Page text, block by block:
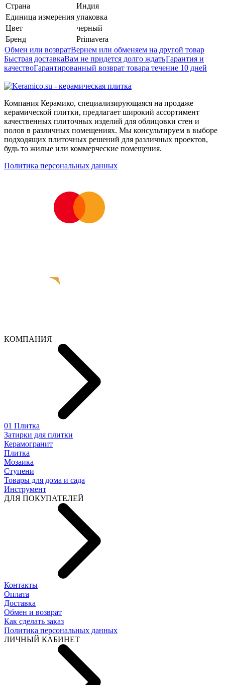
Страна
Индия
Единица измерения упаковка
Цвет
черный
Бренд
Primavera
Обмен или возвратВернем или обменяем на другой товар
Быстрая доставкаВам не придется долго ждатьГарантия и
качествоГарантированный возврат товара течение 10 дней
Компания Керамико, специализирующаяся на продаже
керамической плитки, предлагает широкий ассортимент
качественных плиточных изделий для облицовки стен и
полов в различных помещениях. Мы консультируем в выборе
подходящих плиточных решений для различных проектов,
будь то жилые или коммерческие помещения.
Политика персональных данных
КОМПАНИЯ
01 Плитка
Затирки для плитки
Керамогранит
Плитка
Мозаика
Ступени
Товары для дома и сада
Инструмент
ДЛЯ ПОКУПАТЕЛЕЙ
Контакты
Оплата
Доставка
Обмен и возврат
Как сделать заказ
Политика персональных данных
ЛИЧНЫЙ КАБИНЕТ